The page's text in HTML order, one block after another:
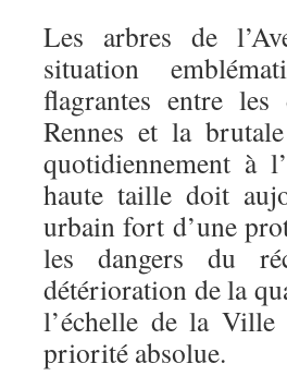
Les arbres de
situation
flagrantes entre
Rennes et la
quotidiennement à
haute taille doit
urbain fort d’une
les dangers du
détérioration de la
l’échelle de la
priorité absolue.